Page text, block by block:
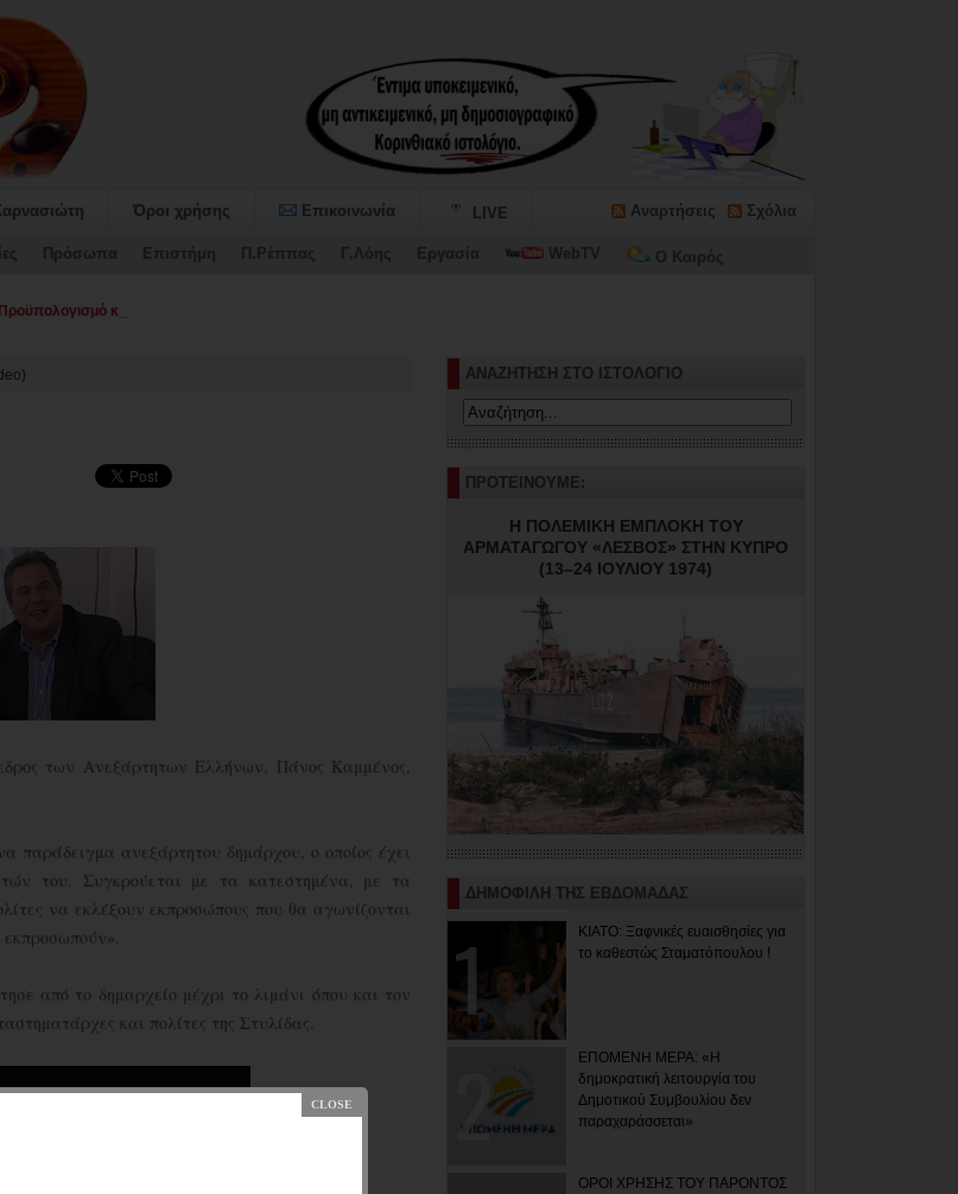
Όροι χρήσης Επικοινωνία LIVE Αναρτήσεις Σχόλια
Πρόσωπα Επιστήμη Π.Ρέππας Γ.Λόης Εργασία WebTV Ο Καιρός
και το Τεχνικό Πρόγραμμα 2026 του Δήμου_
των Ανεξάρτητων Ελλήνων, Πάνος Καμμένος,
παράδειγμα ανεξάρτητου δημάρχου, ο οποίος έχει
του. Συγκρούεται με τα κατεστημένα, με τα
να εκλέξουν εκπροσώπους που θα αγωνίζονται
από το δημαρχείο μέχρι το λιμάνι όπου και τον
και πολίτες της Στυλίδας.
ΑΝΑΖΗΤΗΣΗ ΣΤΟ ΙΣΤΟΛΟΓΙΟ
ΠΡΟΤΕΙΝΟΥΜΕ:
Η ΠΟΛΕΜΙΚΗ ΕΜΠΛΟΚΗ ΤΟΥ
ΑΡΜΑΤΑΓΩΓΟΥ «ΛΕΣΒΟΣ» ΣΤΗΝ ΚΥΠΡΟ
(13–24 ΙΟΥΛΙΟΥ 1974)
ΔΗΜΟΦΙΛΗ ΤΗΣ ΕΒΔΟΜΑΔΑΣ
ΚΙΑΤΟ: Ξαφνικές ευαισθησίες για
το καθεστώς Σταματόπουλου !
ΕΠΟΜΕΝΗ ΜΕΡΑ: «Η
δημοκρατική λειτουργία του
Δημοτικού Συμβουλίου δεν
παραχαράσσεται»
ΟΡΟΙ ΧΡΗΣΗΣ ΤΟΥ ΠΑΡΟΝΤΟΣ